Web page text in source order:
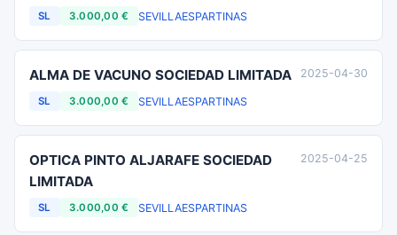
SL 3.000,00 € SEVILLAESPARTINAS
ALMA DE VACUNO SOCIEDAD LIMITADA
SL 3.000,00 € SEVILLAESPARTINAS
2025-04-30
OPTICA PINTO ALJARAFE SOCIEDAD
LIMITADA
SL 3.000,00 € SEVILLAESPARTINAS
2025-04-25